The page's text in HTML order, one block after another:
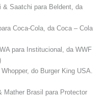
Saatchi para Beldent, da
Coca-Cola, da Coca – Cola
para Institucional, da WWF
do Burger King USA.
Mather Brasil para Protector